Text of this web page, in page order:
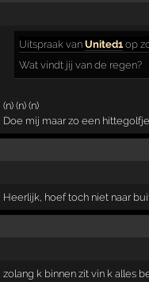
Uitspraak vanUnited1 op
Wat vindt jij van de regen?
(n) (n) (n)
Doe mij maar zo een hittegolfje.
Heerlijk, hoef toch niet naar
zolang k binnen zit vin k alles